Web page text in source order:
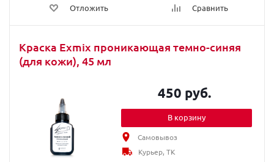
Отложить Сравнить
Краска Exmix проникающая темно-синяя
(для кожи), 45 мл
450 руб.
В корзину
Самовывоз
Курьер, ТК